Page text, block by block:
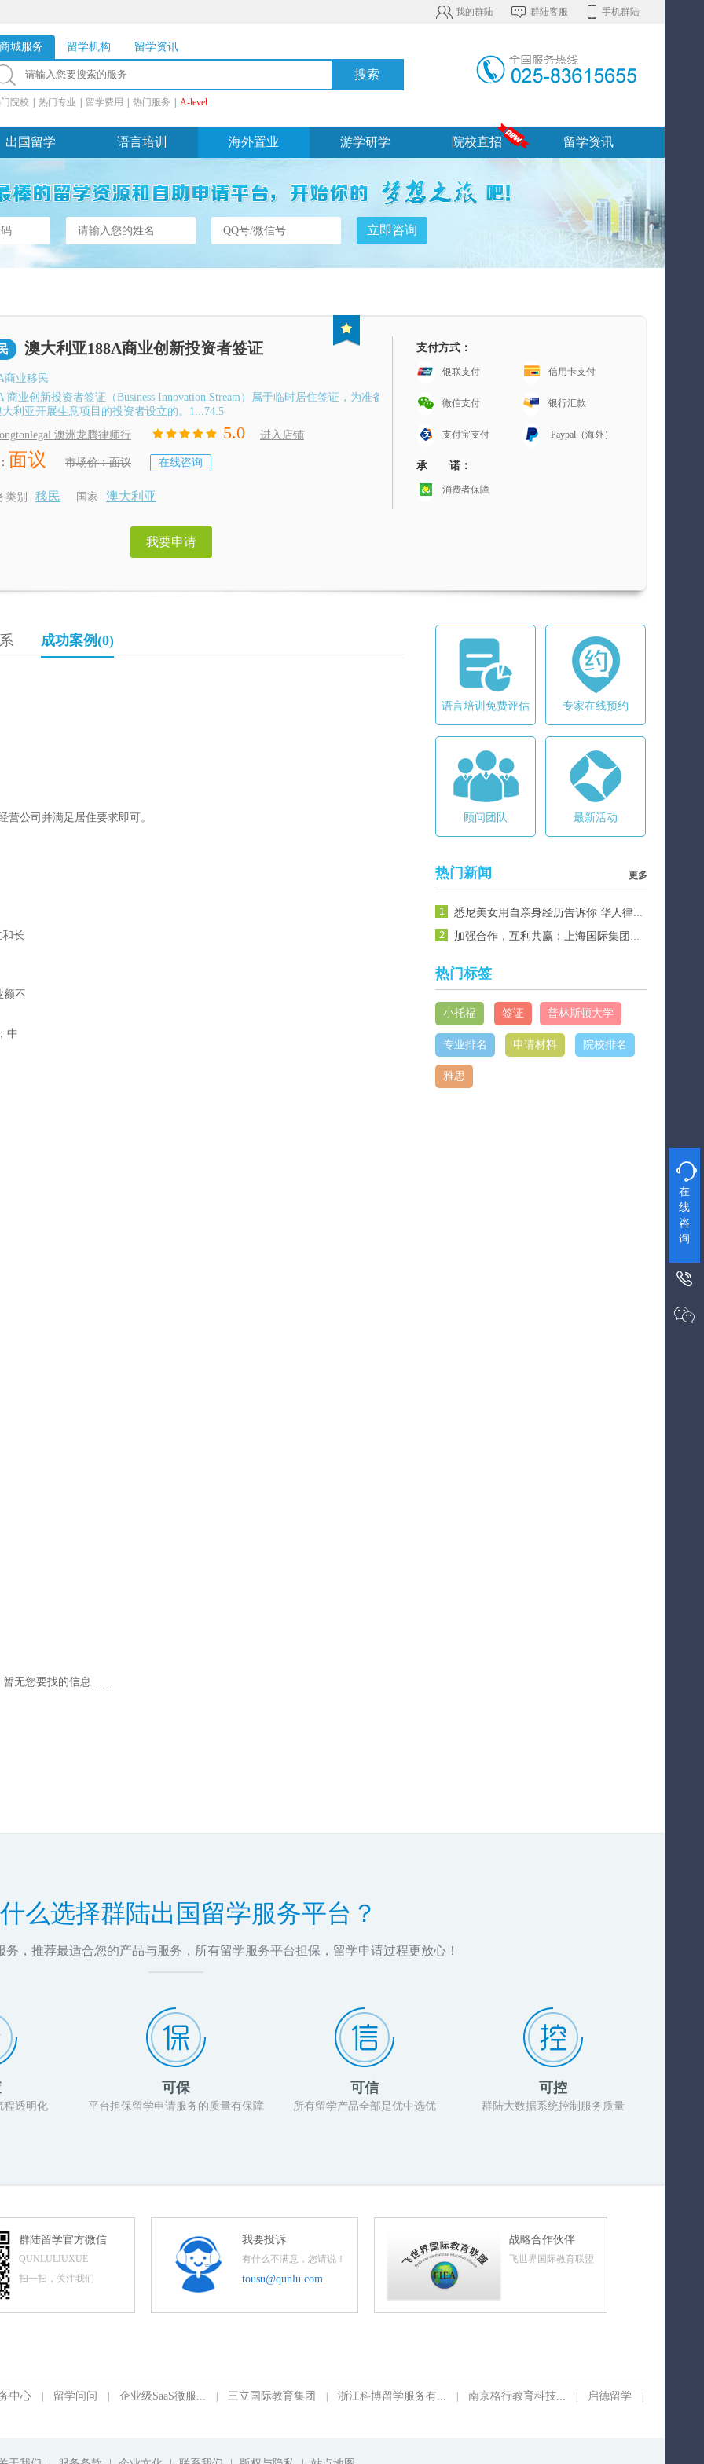
我的群陆 群陆客服 手机群陆
商城服务 留学机构 留学资讯
院校 热门专业 留学费用 热门服务 A-level
出国留学 语言培训 海外置业 游学研学 院校直招 留学资讯
澳大利亚188A商业创新投资者签证
商业移民
商业创新投资者签证（Business Innovation Stream）属于临时居住签证，为准备
大利亚开展生意项目的投资者设立的。1...74.5
澳洲龙腾律师行
5.0 进入店铺
面议 市场价：面议 在线咨询
类别 移民 国家 澳大利亚
我要申请
支付方式：
银联支付 信用卡支付
微信支付 银行汇款
支付宝支付 Paypal（海外）
承 诺：
消费者保障
成功案例(0)
营公司并满足居住要求即可。
长
额不
中
暂无您要找的信息……
语言培训免费评估 专家在线预约
顾问团队 最新活动
热门新闻 更多
悉尼美女用自亲身经历告诉你 华人律师不好当
加强合作，互利共赢：上海国际集团代表团莅临龙腾律师行悉尼总部参观交流
热门标签
小托福 签证 普林斯顿大学
专业排名 申请材料 院校排名
雅思
么选择群陆出国留学服务平台？
务，推荐最适合您的产品与服务，所有留学服务平台担保，留学申请过程更放心！
程透明化
可保
平台担保留学申请服务的质量有保障
可信
所有留学产品全部是优中选优
可控
群陆大数据系统控制服务质量
群陆留学官方微信
QUNLULIUXUE
扫一扫，关注我们
我要投诉
有什么不满意，您请说！
tousu@qunlu.com
战略合作伙伴
飞世界国际教育联盟
中心 留学问问 企业级SaaS微服... 三立国际教育集团 浙江科博留学服务有... 南京格行教育科技... 启德留学

在
线
咨
询

